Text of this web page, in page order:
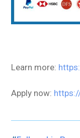
Learn more:
Apply now: